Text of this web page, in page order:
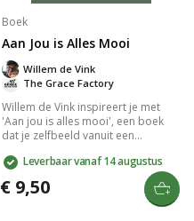
Boek
Aan Jou is Alles Mooi
The Grace Factory
Willem de Vink
Willem de Vink inspireert je met
'Aan jou is alles mooi', een boek
dat je zelfbeeld vanuit een
Geniet van 31 meditaties die je
helpen jezelf als kostbaar en
geliefd te zien in Gods ogen. Dit
Leverbaar vanaf 14 augustus
€ 9,50